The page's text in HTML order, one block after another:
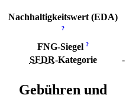
Nachhaltigkeitswert (EDA)
?
FNG-Siegel ?
SFDR-Kategorie -
Gebühren und